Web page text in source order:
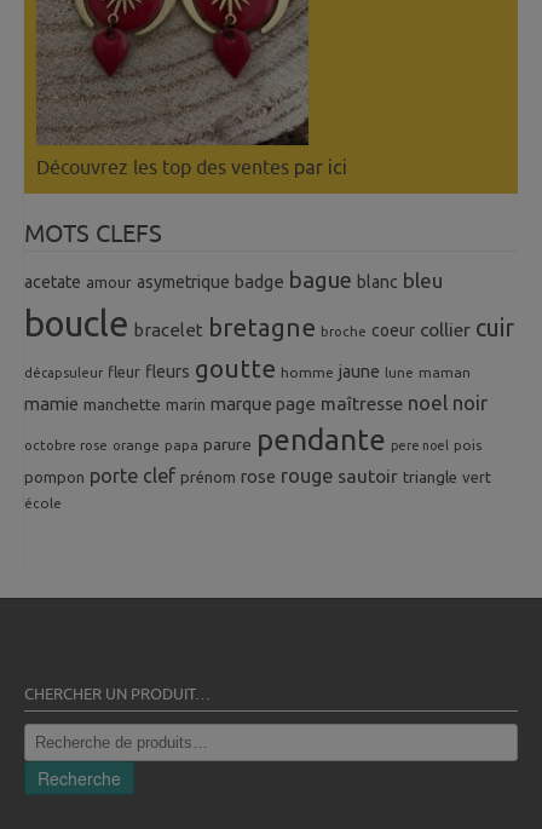
Découvrez les top des ventes par ici
MOTS CLEFS
acetate amour asymetrique badge bague blanc bleu
boucle bracelet bretagne broche coeur collier cuir
décapsuleur fleur fleurs goutte homme jaune lune maman
mamie manchette marin marque page maîtresse noel noir
octobre rose orange papa parure pendante pere noel pois
pompon porte clef prénom rose rouge sautoir triangle vert
école
CHERCHER UN PRODUIT…
Recherche
pour :
Recherche